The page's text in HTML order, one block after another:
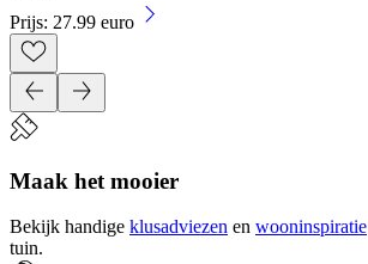
Prijs: 27.99 euro
Maak het mooier
Bekijk handige klusadviezen en wooninspiratie
tuin.